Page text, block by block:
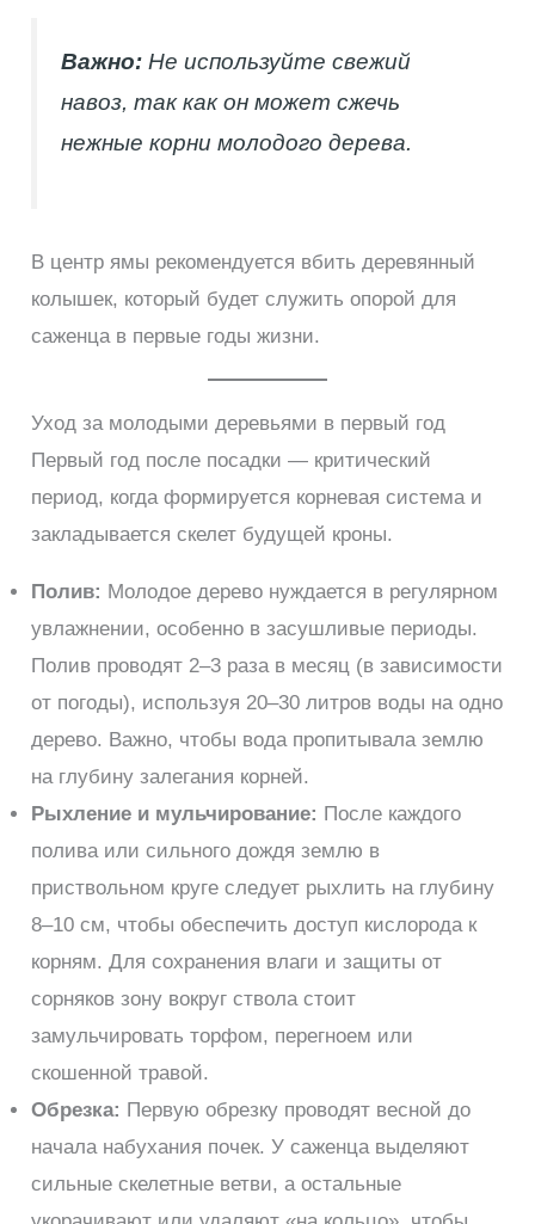
Важно: Не используйте свежий
навоз, так как он может сжечь
нежные корни молодого дерева.
В центр ямы рекомендуется вбить деревянный
колышек, который будет служить опорой для
саженца в первые годы жизни.
Уход за молодыми деревьями в первый год
Первый год после посадки — критический
период, когда формируется корневая система и
закладывается скелет будущей кроны.
Полив: Молодое дерево нуждается в регулярном
увлажнении, особенно в засушливые периоды.
Полив проводят 2–3 раза в месяц (в зависимости
от погоды), используя 20–30 литров воды на одно
дерево. Важно, чтобы вода пропитывала землю
на глубину залегания корней.
Рыхление и мульчирование: После каждого
полива или сильного дождя землю в
приствольном круге следует рыхлить на глубину
8–10 см, чтобы обеспечить доступ кислорода к
корням. Для сохранения влаги и защиты от
сорняков зону вокруг ствола стоит
замульчировать торфом, перегноем или
скошенной травой.
Обрезка: Первую обрезку проводят весной до
начала набухания почек. У саженца выделяют
сильные скелетные ветви, а остальные